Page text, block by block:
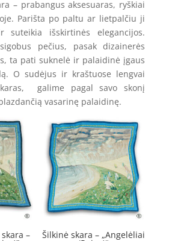
– prabangus aksesuaras, ryškiai
Parišta po paltu ar lietpalčiu ji
suteikia išskirtinės elegancijos.
pečius, pasak dizainerės
ta pati suknelė ir palaidinė įgaus
O sudėjus ir kraštuose lengvai
galime pagal savo skonį
vasarinę palaidinę.
– Šilkinė skara – „Angelėliai